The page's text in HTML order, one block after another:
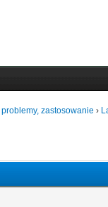
zastosowanie ›